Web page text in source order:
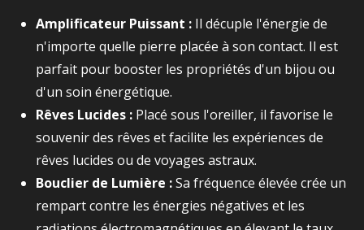
Amplificateur Puissant : Il décuple l'énergie de
n'importe quelle pierre placée à son contact. Il est
parfait pour booster les propriétés d'un bijou ou
d'un soin énergétique.
Rêves Lucides : Placé sous l'oreiller, il favorise le
souvenir des rêves et facilite les expériences de
rêves lucides ou de voyages astraux.
Bouclier de Lumière :Sa fréquence élevée crée un
rempart contre les énergies négatives et les